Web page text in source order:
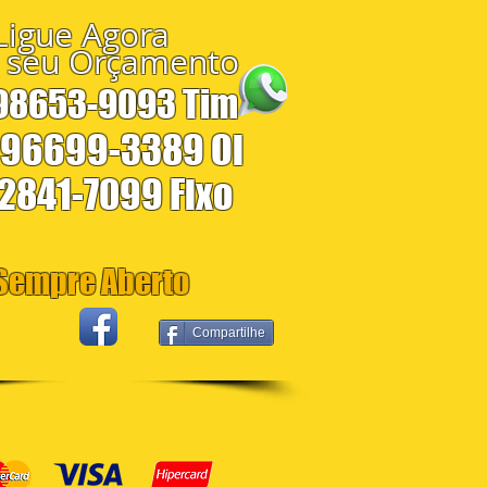
Agora
seu Orçamento
9093 Tim
3389 Oi
7099 Fixo
Aberto
Compartilhe